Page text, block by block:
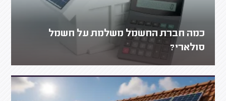
כמה חברת החשמל משלמת על חשמל
סולארי?